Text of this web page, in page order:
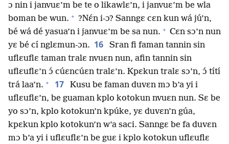
ɔ nin i janvuɛ’m be te o likawlɛ’n, i janvuɛ’m be wla
boman be wun. + ?Nɛ́n i-ɔ? Sanngɛ cɛn kun wá jú’n,
bé wá dé yasua’n i janvuɛ’m be sa nun. + Cɛn sɔ’n nun
yɛ bé cí nglɛmun-ɔn. 16
Sran fi faman tannin sin
uflɛuflɛ taman tralɛ nvuɛn nun, afin tannin sin
uflɛuflɛ’n ɔ́ cúɛncúɛn tralɛ’n. Kpɛkun tralɛ sɔ’n, ɔ́ títí
trá laa’n. + 17
Kusu be faman duvɛn mɔ b’a yi i
uflɛuflɛ’n, be guaman kplo kotokun nvuɛn nun. Sɛ be
yo sɔ’n, kplo kotokun’n kpúke, yɛ duvɛn’n gúa,
kpɛkun kplo kotokun’n w’a saci. Sanngɛ be fa duvɛn
mɔ b’a yi i uflɛuflɛ’n be guɛ i kplo kotokun uflɛuflɛ